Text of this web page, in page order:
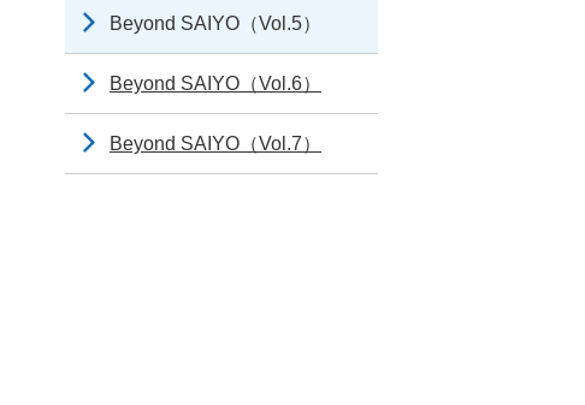
Beyond SAIYO（Vol.5）
Beyond SAIYO（Vol.6）
Beyond SAIYO（Vol.7）